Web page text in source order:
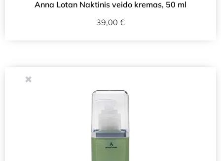
Anna Lotan Naktinis veido kremas, 50 ml
39,00 €